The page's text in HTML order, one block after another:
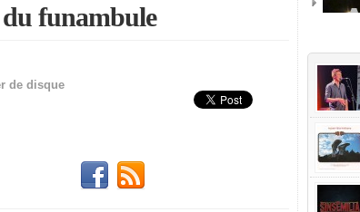
funambule
de disque